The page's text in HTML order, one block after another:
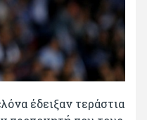
έδειξαν τεράστια